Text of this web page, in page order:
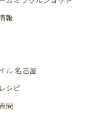
報
ル 名古屋
シピ
問